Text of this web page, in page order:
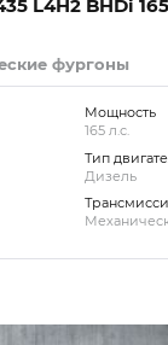
L4H2 BHDi
фургоны
Мощность
165 л.с.
Тип
Дизель